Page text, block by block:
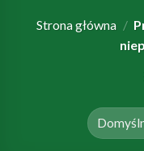
Strona główna /